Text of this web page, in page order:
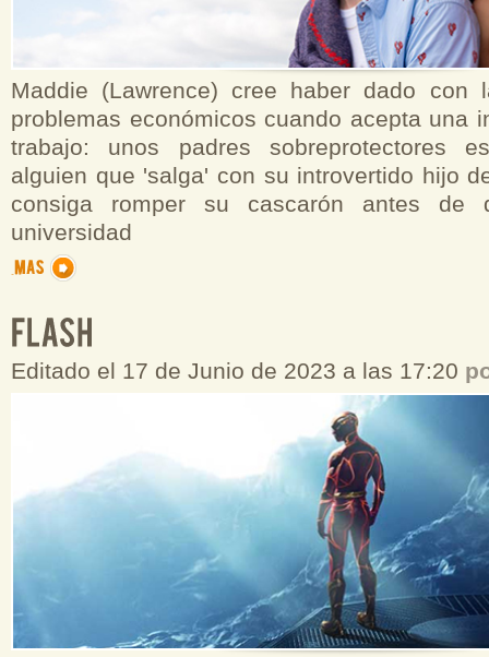
Maddie (Lawrence) cree haber dado con
problemas económicos cuando acepta una
trabajo: unos padres sobreprotectores
alguien que 'salga' con su introvertido hijo
consiga romper su cascarón antes
universidad
Editado el 17 de Junio de 2023 a las 17:20